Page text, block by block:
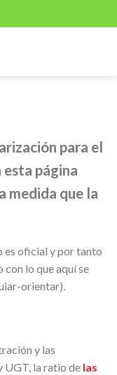
para el
página
medida que la
es oficial y por tanto
con lo que aquí se
orientar).
y las
UGT, la ratio de las